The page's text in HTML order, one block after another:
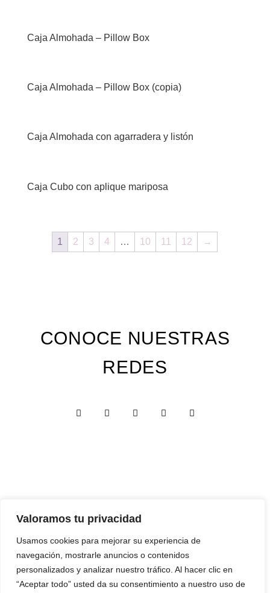
Valoramos tu privacidad
Usamos cookies para mejorar su experiencia de
navegación, mostrarle anuncios o contenidos
personalizados y analizar nuestro tráfico. Al hacer clic en
“Aceptar todo” usted da su consentimiento a nuestro uso de
Caja Almohada – Pillow Box
Caja Almohada – Pillow Box (copia)
Caja Almohada con agarradera y listón
Caja Cubo con aplique mariposa
1 2 3 4 … 10 11 12 →
CONOCE NUESTRAS
REDES
Custom Edition
Express Edition
Digital Edition
Papelería y Cajas